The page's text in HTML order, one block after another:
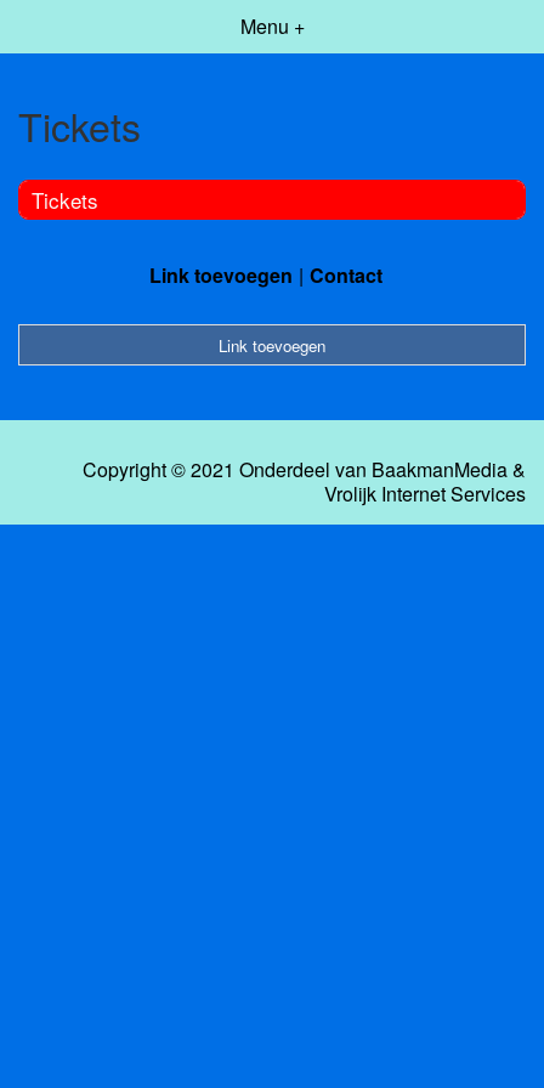
Menu +
Tickets
Tickets
Link toevoegen Contact
Link toevoegen
Copyright © 2021 Onderdeel van BaakmanMedia&
Vrolijk Internet Services